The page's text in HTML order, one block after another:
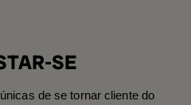
SE
de se tornar cliente do